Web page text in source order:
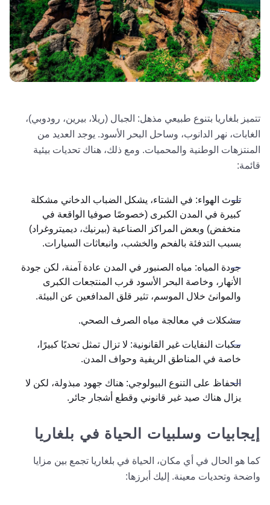
تتميز بلغاريا بتنوع طبيعي مذهل: الجبال (ريلا، بيرين، رودوبي)،
الغابات، نهر الدانوب، وساحل البحر الأسود. يوجد العديد من
المنتزهات الوطنية والمحميات. ومع ذلك، هناك تحديات بيئية
قائمة:
تلوث الهواء: في الشتاء، يشكل الضباب الدخاني مشكلة
كبيرة في المدن الكبرى (خصوصًا صوفيا الواقعة في
منخفض) وبعض المراكز الصناعية (بيرنيك، ديميتروغراد)
بسبب التدفئة بالفحم والخشب، وانبعاثات السيارات.
جودة المياه: مياه الصنبور في المدن عادة آمنة، لكن جودة
الأنهار، وخاصة البحر الأسود قرب المنتجعات الكبرى
والموانئ خلال الموسم، تثير قلق المدافعين عن البيئة.
مشكلات في معالجة مياه الصرف الصحي.
مكبات النفايات غير القانونية: لا تزال تمثل تحديًا كبيرًا،
خاصة في المناطق الريفية وحواف المدن.
الحفاظ على التنوع البيولوجي: هناك جهود مبذولة، لكن لا
يزال هناك صيد غير قانوني وقطع أشجار جائر.
إيجابيات وسلبيات الحياة في بلغاريا
كما هو الحال في أي مكان، الحياة في بلغاريا تجمع بين مزايا
واضحة وتحديات معينة. إليك أبرزها: